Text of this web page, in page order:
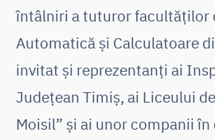
întâlniri a tuturor facultăților
Automatică și Calculatoare
invitat și reprezentanți ai
Județean Timiș, ai Liceului
Moisil” și ai unor companii